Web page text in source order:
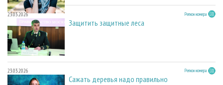
23.03.2026 Регион номера
Защитить защитные леса
23.03.2026 Регион номера
Сажать деревья надо правильно